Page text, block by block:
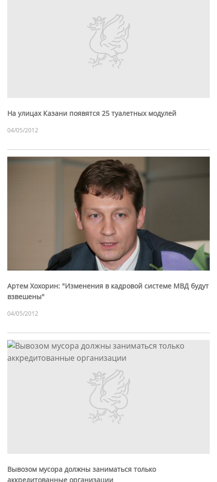
На улицах Казани появятся 25 туалетных модулей
04/05/2012
Артем Хохорин: "Изменения в кадровой системе МВД будут
взвешены"
04/05/2012
Вывозом мусора должны заниматься только
аккредитованные организации